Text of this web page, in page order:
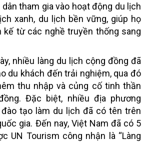
tham gia vào hoạt động du lịch
xanh, du lịch bền vững, giúp họ
kế từ các nghề truyền thống sang
nhiều làng du lịch cộng đồng đã
du khách đến trải nghiệm, qua đó
thu nhập và củng cố tinh thần
Đặc biệt, nhiều địa phương
tạo làm du lịch đã có tên trên
gia. Đến nay, Việt Nam đã có 5
UN Tourism công nhận là “Làng